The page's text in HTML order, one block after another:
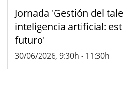
Jornada 'Gestión del
inteligencia artificial:
futuro'
30/06/2026, 9:30h - 11:30h